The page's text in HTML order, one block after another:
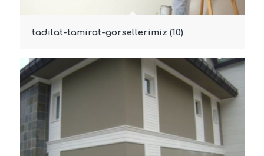
tadilat-tamirat-gorsellerimiz (10)